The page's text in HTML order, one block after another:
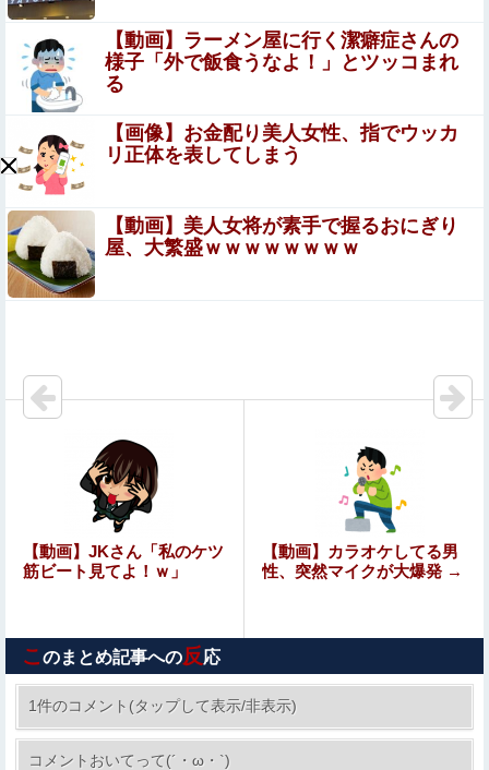
わらない。結婚の挨拶にも行かない」私「えっ」
【画像】 JKさん、日本最大級の”水かけ祭り”フェスでお
っ〇ぱい丸見え！大量ぶっかけハプニングｗｗｗ
【画像】チー牛さん、とんでもない恵体の白人美女と結婚
してしまうｗｗｗｗｗｗｗｗ 【Pickup06072008】
【悲報】高市政権「永住許可厳格化するわ」外国人さん
「もう日本ええわ…」
【悲報】人気配信者「はっきり言う、ジャングリア沖
縄ほんとーーーーーーーーにおもんない！！！！」→
炎上
【画像】 どえらい乳のJSが発見される
ギリギリやれるブス巨乳ｗｗｗｗｗｗｗｗｗ （※画像あ
【画像】ジェフ・ベゾスさん（資産約43兆7700億円）の
嫁がコチラｗｗｗｗｗ
（ ´_ゝ`）中道・立憲・公明、国会内で「熊本地震対策本
部会議」各省庁からヒアリング・現地から意見聴取「パー
【動画】ロシアの空挺兵、パラシュートが開かずに墜落し
てしまう。
清水アキラの息子・清水良太郎さん死去で、落語
【動画】ラーメン屋に行く潔癖症さんの
様子「外で飯食うなよ！」とツッコまれ
る
【画像】お金配り美人女性、指でウッカ
リ正体を表してしまう
【動画】美人女将が素手で握るおにぎり
屋、大繁盛ｗｗｗｗｗｗｗｗ
【動画】JKさん「私のケツ
筋ビート見てよ！ｗ」
【動画】カラオケしてる男
性、突然マイクが大爆発 →
こ のまとめ記事への反応
1件のコメント(タップして表示/非表示)
コメントおいてって(´・ω・`)Sponsored Link